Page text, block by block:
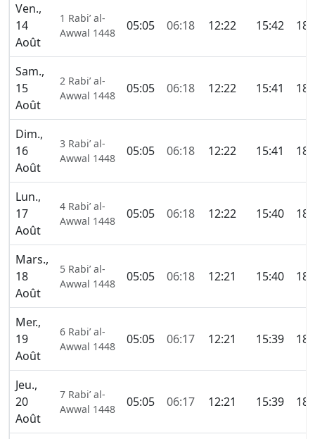
Ven.,
14
Août
1 Rabi’ al-
Awwal 1448
05:05 06:18 12:22 15:42
Sam.,
15
Août
2 Rabi’ al-
Awwal 1448
05:05 06:18 12:22 15:41
Dim.,
16
Août
3 Rabi’ al-
Awwal 1448
05:05 06:18 12:22 15:41
Lun.,
17
Août
4 Rabi’ al-
Awwal 1448
05:05 06:18 12:22 15:40
Mars.,
18
Août
5 Rabi’ al-
Awwal 1448
05:05 06:18 12:21 15:40
Mer.,
19
Août
6 Rabi’ al-
Awwal 1448
05:05 06:17 12:21 15:39
Jeu.,
20
Août
7 Rabi’ al-
Awwal 1448
05:05 06:17 12:21 15:39